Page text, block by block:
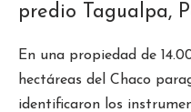
predio Tagualpa,
En una propiedad de
hectáreas del Chaco
identificaron los